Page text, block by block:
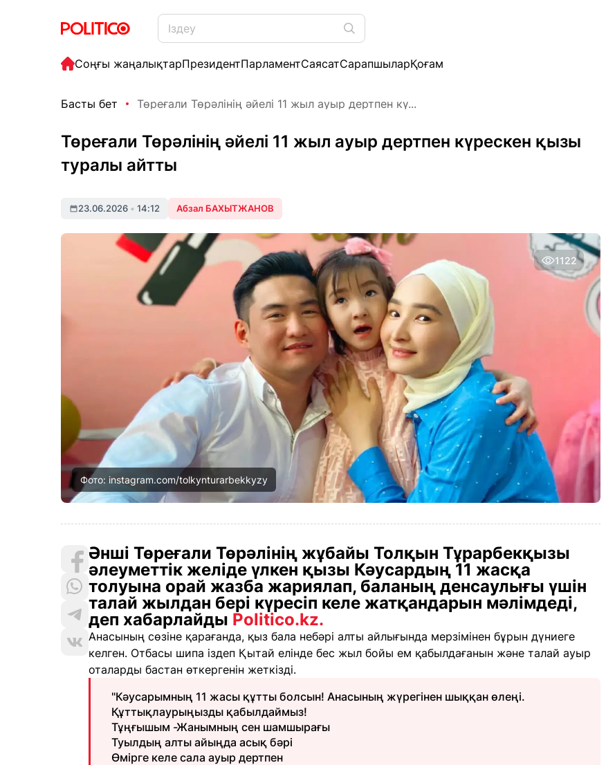
Соңғы жаңалықтарПрезидентПарламентСаясатСарапшыларҚоғам
Басты бет Төреғали Төрәлінің әйелі 11 жыл ауыр дертпен кү...
Төреғали Төрәлінің әйелі 11 жыл ауыр дертпен күрескен қызы
туралы айтты
23.06.2026 • 14:12 Абзал БАХЫТЖАНОВ
1122
Фото: instagram.com/tolkynturarbekkyzy
Әнші Төреғали Төрәлінің жұбайы Толқын Тұрарбекқызы
әлеуметтік желіде үлкен қызы Кәусардың 11 жасқа
толуына орай жазба жариялап, баланың денсаулығы үшін
талай жылдан бері күресіп келе жатқандарын мәлімдеді,
деп хабарлайды Politico.kz.
Анасының сөзіне қарағанда, қыз бала небәрі алты айлығында мерзімінен бұрын дүниеге
келген. Отбасы шипа іздеп Қытай елінде бес жыл бойы ем қабылдағанын және талай ауыр
оталарды бастан өткергенін жеткізді.
"Кәусарымның 11 жасы құтты болсын! Анасының жүрегінен шыққан өлеңі.
Құттықлаурыңызды қабылдаймыз!
Тұңғышым -Жанымның сен шамшырағы
Туылдың алты айыңда асық бәрі
Өмірге келе сала ауыр дертпен